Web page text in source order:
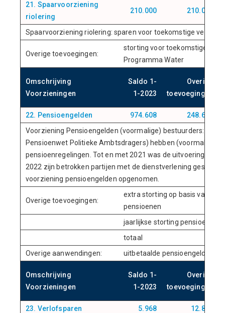
21. Spaarvoorziening
riolering
210.000 210.000
Spaarvoorziening riolering: sparen voor toekomstige
Overige toevoegingen:
storting voor toekomstige
Programma Water
Omschrijving
Voorzieningen
Saldo 1-
1-2023
Overige
toevoegingen
22. Pensioengelden 974.608
248.676
Voorziening Pensioengelden (voormalige) bestuurders: op
Pensioenwet Politieke Ambtsdragers) hebben (voormalige)
pensioenregelingen. Tot en met 2021 was de uitvoering van
2022 zijn betrokken partijen met de dienstverlening gestopt
voorziening pensioengelden opgenomen.
Overige toevoegingen:
extra storting op basis van
pensioenen
jaarlijkse storting
totaal
Overige aanwendingen:
uitbetaalde pensioengelden
Omschrijving
Voorzieningen
Saldo 1-
1-2023
Overige
toevoegingen
23. Verlofsparen 5.968
12.889